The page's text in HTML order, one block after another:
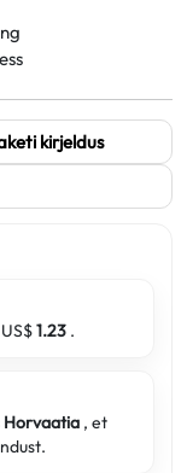
kirjeldus
1.23 .
Horvaatia , et